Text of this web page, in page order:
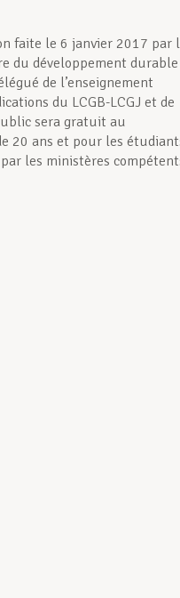
faite le 6 janvier 2017 par
du développement
de l’enseignement
du LCGB-LCGJ et de
sera gratuit au
20 ans et pour les
les ministères